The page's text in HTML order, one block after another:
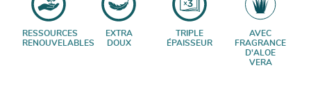
RESSOURCES
RENOUVELABLES
EXTRA
DOUX
TRIPLE
ÉPAISSEUR
AVEC
FRAGRANCE
D'ALOE
VERA